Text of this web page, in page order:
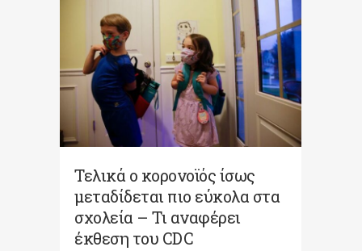
Τελικά o κορονοϊός ίσως
μεταδίδεται πιο εύκολα στα
σχολεία – Τι αναφέρει
έκθεση του CDC